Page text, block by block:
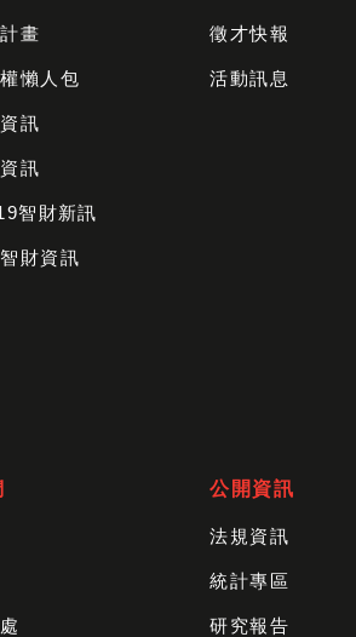
畫
懶人包
訊
訊
智財新訊
財資訊
徵才快報
活動訊息
公開資訊
法規資訊
統計專區
研究報告